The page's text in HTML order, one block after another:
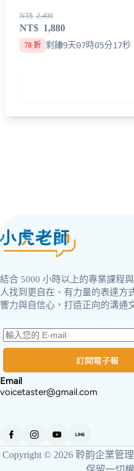
NT$ 2,400
NT$ 1,880
78 折 剩餘 天 時 分 秒
結合 5000 小時以上的專業課程
人找到更自在、有力量的表達方
響力與自信心，打造正向的溝通
訂閱電子報
Email
voicetaster@gmail.com
Copyright © 2026 聆韵企業管